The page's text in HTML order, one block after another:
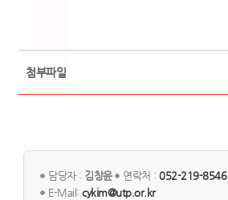
첨부파일
담당자 : 김창윤 연락처 :052-219-8546
E-Mail:cykim@utp.or.kr